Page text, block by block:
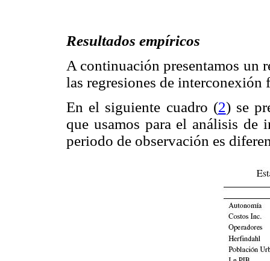
Resultados empíricos
A continuación presentamos un
las regresiones de interconexión
En el siguiente cuadro (2) se
que usamos para el análisis
periodo de observación es